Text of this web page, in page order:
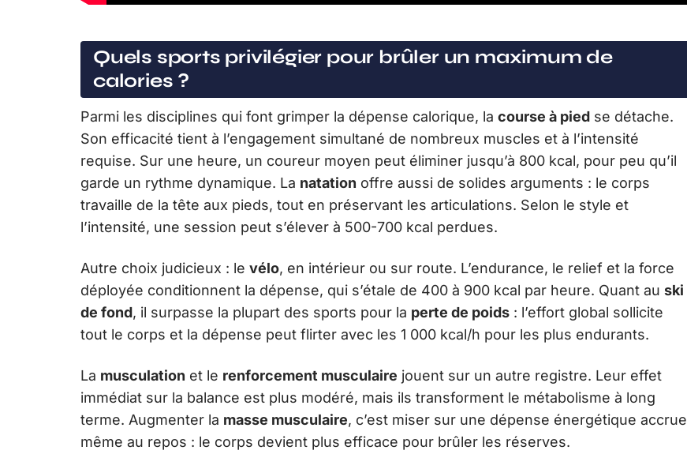
Quels sports privilégier pour brûler un maximum de
calories ?
Parmi les disciplines qui font grimper la dépense calorique, la course à pied se détache.
Son efficacité tient à l’engagement simultané de nombreux muscles et à l’intensité
requise. Sur une heure, un coureur moyen peut éliminer jusqu’à 800 kcal, pour peu qu’il
garde un rythme dynamique. La natation offre aussi de solides arguments : le corps
travaille de la tête aux pieds, tout en préservant les articulations. Selon le style et
l’intensité, une session peut s’élever à 500-700 kcal perdues.
Autre choix judicieux : le vélo, en intérieur ou sur route. L’endurance, le relief et la force
déployée conditionnent la dépense, qui s’étale de 400 à 900 kcal par heure. Quant au ski
de fond, il surpasse la plupart des sports pour la perte de poids : l’effort global sollicite
tout le corps et la dépense peut flirter avec les 1 000 kcal/h pour les plus endurants.
La musculation et le renforcement musculaire jouent sur un autre registre. Leur effet
immédiat sur la balance est plus modéré, mais ils transforment le métabolisme à long
terme. Augmenter la masse musculaire, c’est miser sur une dépense énergétique accrue
même au repos : le corps devient plus efficace pour brûler les réserves.